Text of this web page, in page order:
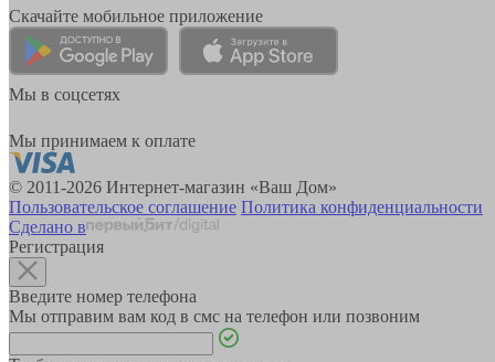
Скачайте мобильное приложение
Мы в соцсетях
Мы принимаем к оплате
© 2011-2026 Интернет-магазин «Ваш Дом»
Пользовательское соглашение Политика конфиденциальности
Сделано в
Регистрация
Введите номер телефона
Мы отправим вам код в смс на телефон или позвоним